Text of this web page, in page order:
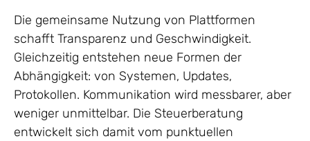
Die gemeinsame Nutzung von Plattformen
schafft Transparenz und Geschwindigkeit.
Gleichzeitig entstehen neue Formen der
Abhängigkeit: von Systemen, Updates,
Protokollen. Kommunikation wird messbarer, aber
weniger unmittelbar. Die Steuerberatung
entwickelt sich damit vom punktuellen